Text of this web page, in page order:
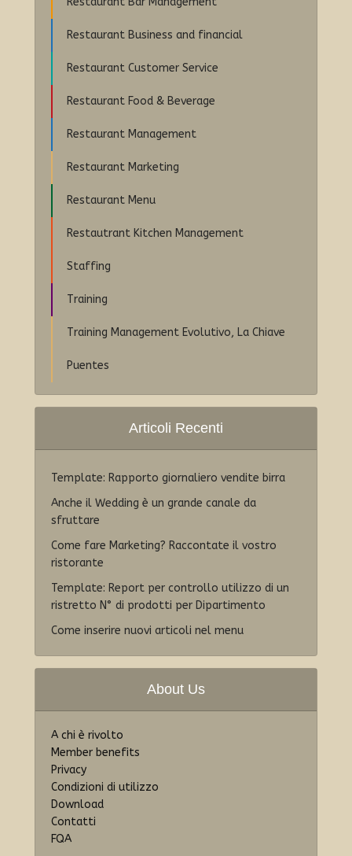
Restaurant Business and financial
Restaurant Customer Service
Restaurant Food & Beverage
Restaurant Management
Restaurant Marketing
Restaurant Menu
Restautrant Kitchen Management
Staffing
Training
Training Management Evolutivo, La Chiave
Puentes
Articoli Recenti
Template: Rapporto giornaliero vendite birra
Anche il Wedding è un grande canale da
sfruttare
Come fare Marketing? Raccontate il vostro
ristorante
Template: Report per controllo utilizzo di un
ristretto N° di prodotti per Dipartimento
Come inserire nuovi articoli nel menu
About Us
A chi è rivolto
Member benefits
Privacy
Condizioni di utilizzo
Download
Contatti
FQA